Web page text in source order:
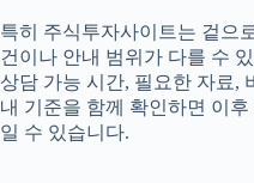
특히 주식투자사이트는 겉으
건이나 안내 범위가 다를 수
상담 가능 시간, 필요한 자료,
내 기준을 함께 확인하면 이
일 수 있습니다.